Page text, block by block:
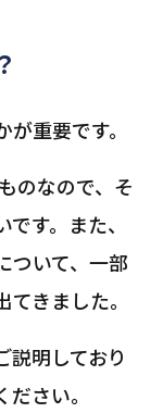
重要です。
のなので、そ
す。また、
ついて、一部
きました。
説明しており
さい。